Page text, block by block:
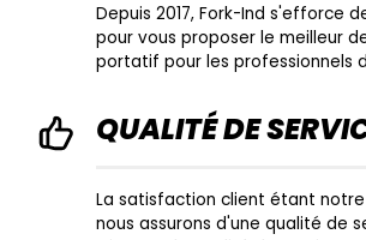
Depuis 2017, Fork-Ind s'efforce
pour vous proposer le meilleur
portatif pour les professionnels
QUALITÉ DE
La satisfaction client étant
nous assurons d'une qualité de